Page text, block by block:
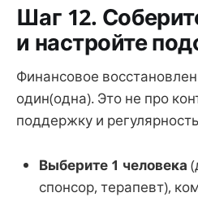
Шаг 12.
и настройте
Финансовое
один(одна). Это не про
поддержку и
Выберите 1 человека
спонсор, терапевт),